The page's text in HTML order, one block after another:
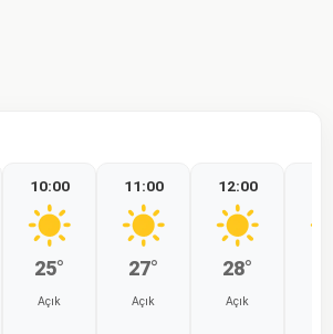
10:00
25°
Açık
11:00
27°
Açık
12:00
28°
Açık